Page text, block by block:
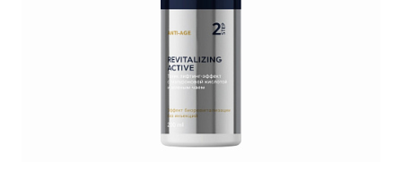
ПАРИКМАХЕРСКОЕ ИСКУССТВО
АКСЕССУАРЫ И РАСХОДНЫЕ
О ЦЕНТРЕ
РАСПИСАНИЕ
ПРЕПОДАВАТЕЛИ
ВЫЕЗДНЫЕ КОНСУЛЬТАЦИИ
КАРЬЕРА В УЧЕБНОМ ЦЕНТРЕ